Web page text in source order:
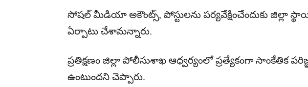
సోషల్ మీడియా అకౌంట్స్, పోస్టులను పర్యవేక్షించేందుకు జిల్లా
ఏర్పాటు చేశామన్నారు.
ప్రతిక్షణం జిల్లా పోలీసుశాఖ ఆధ్వర్యంలో ప్రత్యేకంగా సాంకేతిక
ఉంటుందని చెప్పారు.